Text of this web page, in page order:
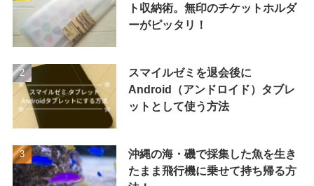
ト収納術。無印のチケットホルダ
ーがピッタリ！
スマイルゼミを退会後に
Android（アンドロイド）タブレ
ットとして使う方法
沖縄の海・磯で採集した魚を生き
たまま飛行機に乗せて持ち帰る方